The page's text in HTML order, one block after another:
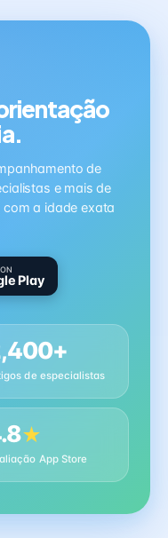
de
e mais de
a idade exata
Play
de especialistas
★
App Store